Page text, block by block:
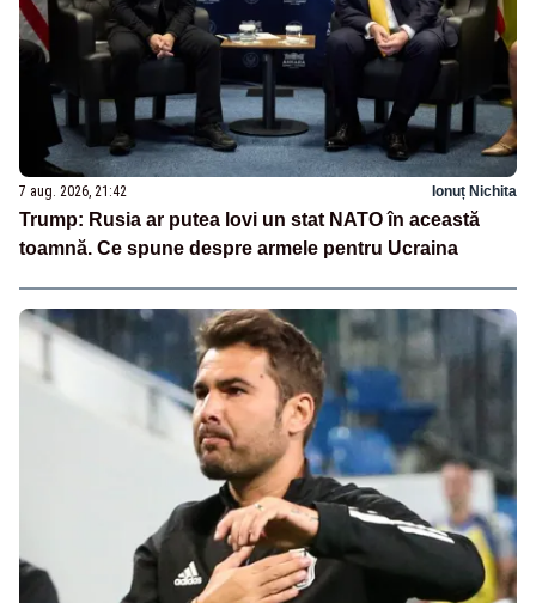
7 aug. 2026, 21:42 Ionuț Nichita
Trump: Rusia ar putea lovi un stat NATO în această
toamnă. Ce spune despre armele pentru Ucraina